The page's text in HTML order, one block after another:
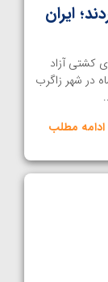
ایران
کشتی آزاد
روزهای 23 و 24 شهریورماه در شهر زاگرب
ادامه مطلب